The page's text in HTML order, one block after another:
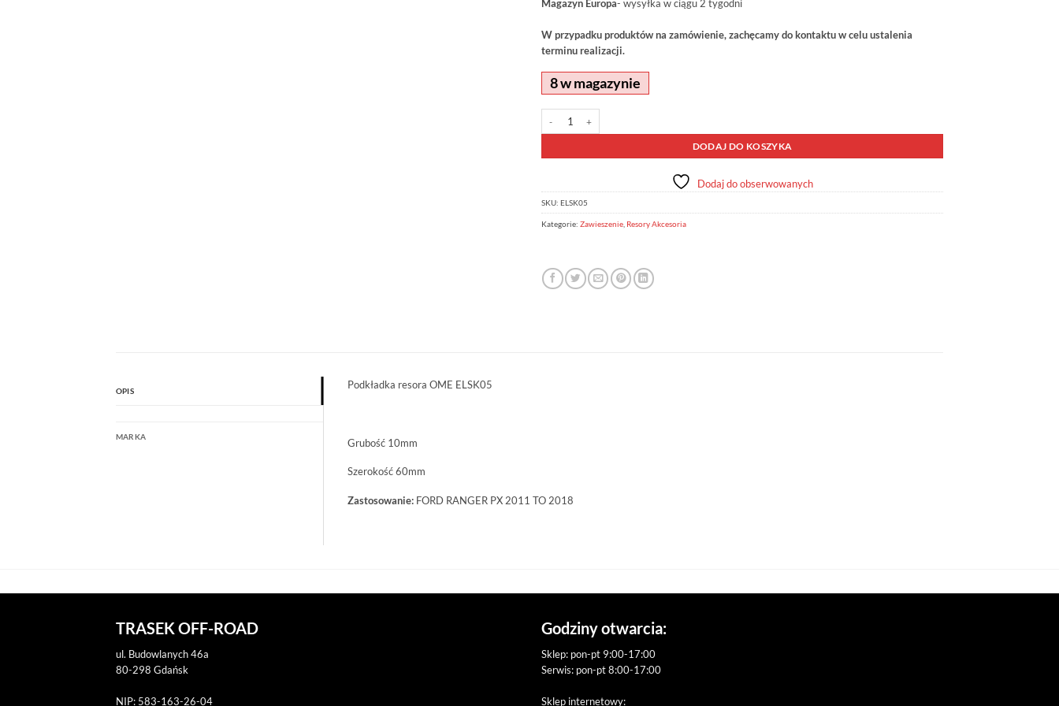
Magazyn Europa- wysyłka w ciągu 2 tygodni
W przypadku produktów na zamówienie, zachęcamy do kontaktu w celu ustalenia
terminu realizacji.
8 w magazynie
DODAJ DO KOSZYKA
Alternative:
Dodaj do obserwowanych
SKU: ELSK05
Kategorie: Zawieszenie Resory Akcesoria
OPIS
MARKA
Podkładka resora OME ELSK05
Grubość 10mm
Szerokość 60mm
Zastosowanie: FORD RANGER PX 2011 TO 2018
TRASEK OFF-ROAD
ul. Budowlanych 46a
80-298 Gdańsk
NIP: 583-163-26-04
Godziny otwarcia:
Sklep: pon-pt 9:00-17:00
Serwis: pon-pt 8:00-17:00
Sklep internetowy: